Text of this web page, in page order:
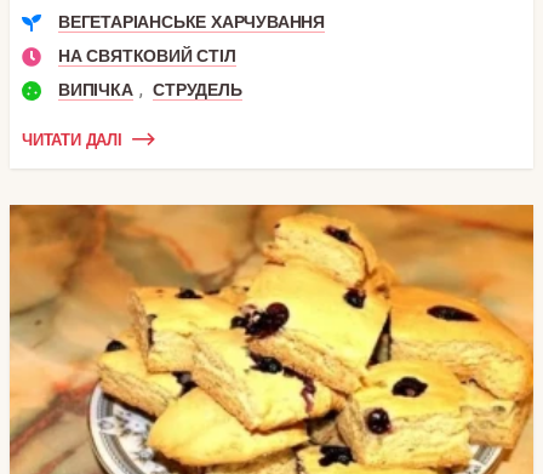
ВЕГЕТАРІАНСЬКЕ ХАРЧУВАННЯ
НА СВЯТКОВИЙ СТІЛ
ВИПІЧКА , СТРУДЕЛЬ
ЧИТАТИ ДАЛІ